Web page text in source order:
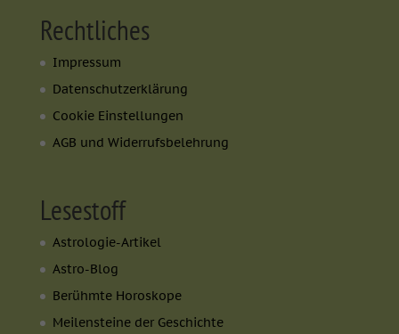
Rechtliches
Impressum
Datenschutzerklärung
Cookie Einstellungen
AGB und Widerrufsbelehrung
Lesestoff
Astrologie-Artikel
Astro-Blog
Berühmte Horoskope
Meilensteine der Geschichte